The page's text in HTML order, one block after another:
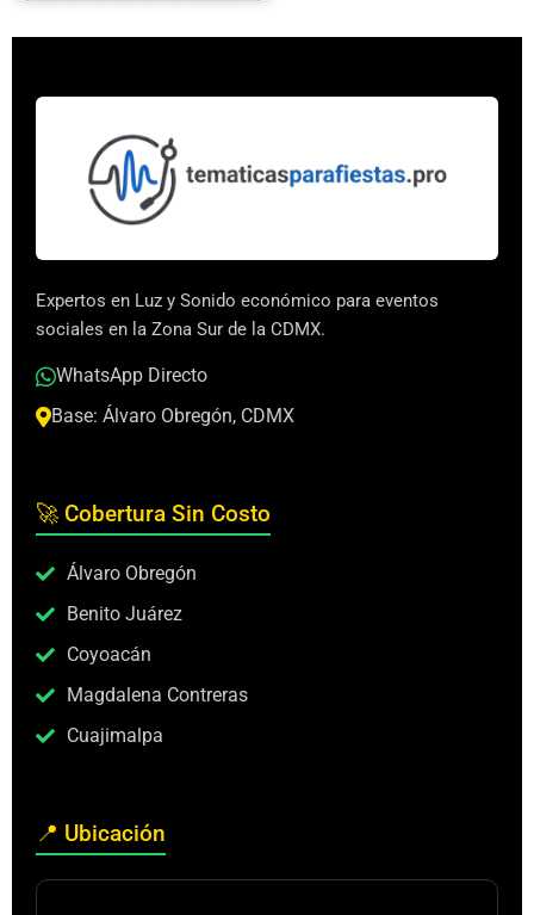
Expertos en Luz y Sonido económico para eventos
sociales en la Zona Sur de la CDMX.
WhatsApp Directo
Base: Álvaro Obregón, CDMX
🚀 Cobertura Sin Costo
Álvaro Obregón
Benito Juárez
Coyoacán
Magdalena Contreras
Cuajimalpa
📍 Ubicación